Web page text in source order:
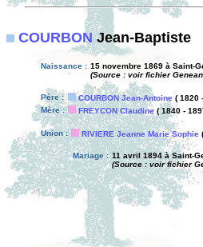
COURBONJean-Baptiste
Naissance : 15 novembre 1869 à Saint-
(Source : voir fichier
Père : COURBON Jean-Antoine ( 1820
Mère :
FREYCON Claudine ( 1840 -
Union : RIVIERE Jeanne Marie Sophie
Mariage : 11 avril 1894 à Saint-
(Source : voir fichier